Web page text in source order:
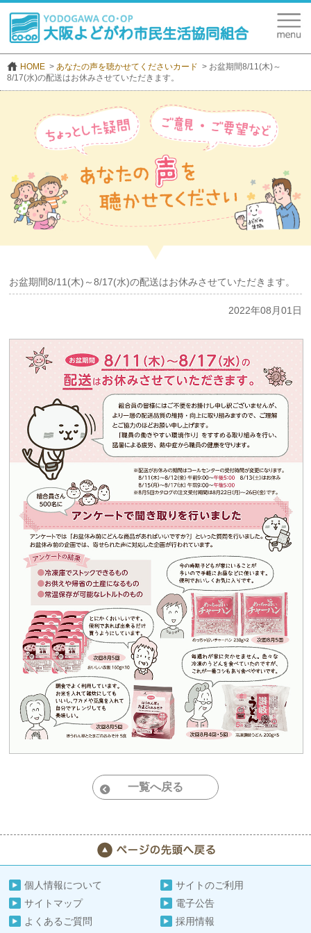
HOME あなたの声を聴かせてくださいカード
お盆期間8/11(木)～
8/17(水)の配送はお休みさせていただきます。
お盆期間8/11(木)～8/17(水)の配送はお休みさせていただきます。
2022年08月01日
一覧へ戻る
個人情報について
サイトのご利用
サイトマップ
電子公告
よくあるご質問
採用情報